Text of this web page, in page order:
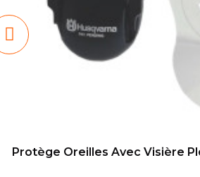
Protège Oreilles Avec Visière